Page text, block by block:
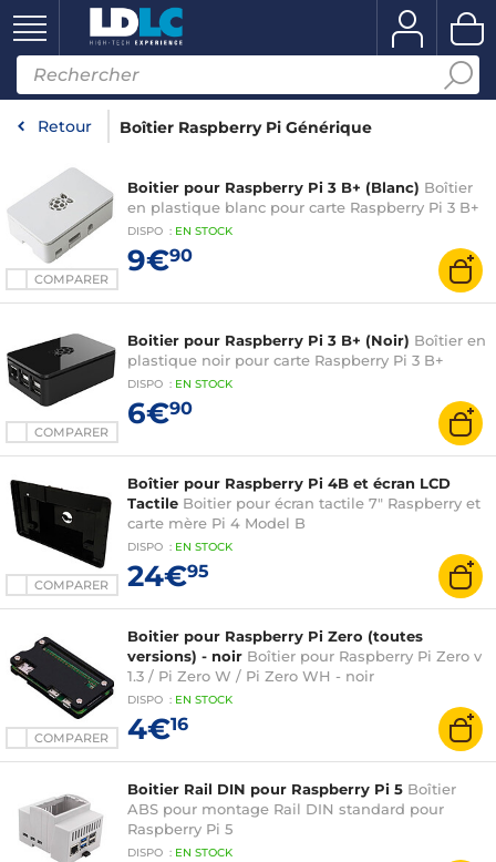
Retour Boîtier Raspberry Pi Générique
COMPARER
Boitier pour Raspberry Pi 3 B+ (Blanc) Boîtier
en plastique blanc pour carte Raspberry Pi 3 B+
DISPO : EN STOCK
9€90
COMPARER
Boitier pour Raspberry Pi 3 B+ (Noir) Boîtier en
plastique noir pour carte Raspberry Pi 3 B+
DISPO : EN STOCK
6€90
COMPARER
Boîtier pour Raspberry Pi 4B et écran LCD
Tactile Boitier pour écran tactile 7" Raspberry et
carte mère Pi 4 Model B
DISPO : EN STOCK
24€95
COMPARER
Boitier pour Raspberry Pi Zero (toutes
versions) - noir Boîtier pour Raspberry Pi Zero v
1.3 / Pi Zero W / Pi Zero WH - noir
DISPO : EN STOCK
4€16
Boitier Rail DIN pour Raspberry Pi 5 Boîtier
ABS pour montage Rail DIN standard pour
Raspberry Pi 5
DISPO : EN STOCK